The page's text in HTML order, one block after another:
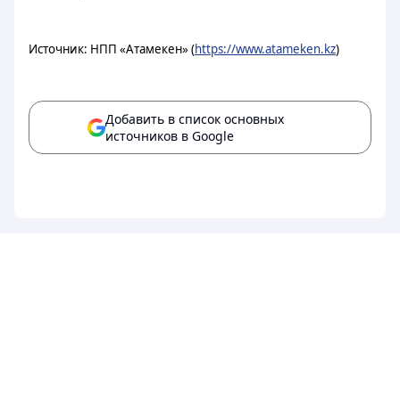
Источник: НПП «Атамекен» (https://www.atameken.kz)
Добавить в список основных
источников в Google